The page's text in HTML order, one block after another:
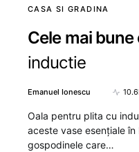
CASA SI GRADINA
Cele mai
inductie
Emanuel Ionescu
Oala pentru plita cu
aceste vase esențiale
gospodinele care…